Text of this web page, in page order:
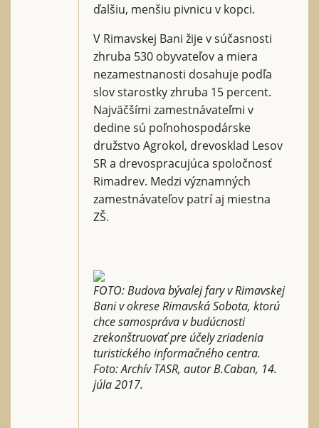
ďalšiu, menšiu pivnicu v kopci.
V Rimavskej Bani žije v súčasnosti
zhruba 530 obyvateľov a miera
nezamestnanosti dosahuje podľa
slov starostky zhruba 15 percent.
Najväčšími zamestnávateľmi v
dedine sú poľnohospodárske
družstvo Agrokol, drevosklad Lesov
SR a drevospracujúca spoločnosť
Rimadrev. Medzi významných
zamestnávateľov patrí aj miestna
ZŠ.
FOTO: Budova bývalej fary v Rimavskej
Bani v okrese Rimavská Sobota, ktorú
chce samospráva v budúcnosti
zrekonštruovať pre účely zriadenia
turistického informačného centra.
Foto: Archív TASR, autor B.Caban, 14.
júla 2017.